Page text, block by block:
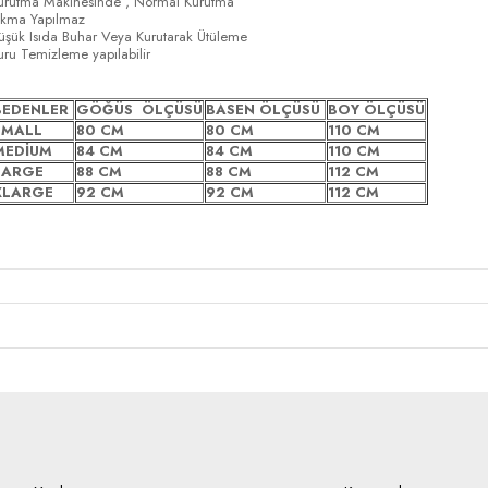
Yapılmaz
Isıda Buhar Veya Kurutarak Ütüleme
Temizleme yapılabilir
GÖĞÜS ÖLÇÜSÜ BASEN ÖLÇÜSÜ BOY ÖLÇÜSÜ
80 CM 80 CM
110 CM
84 CM 84 CM
110 CM
88 CM 88 CM
112 CM
92 CM 92 CM 112 CM